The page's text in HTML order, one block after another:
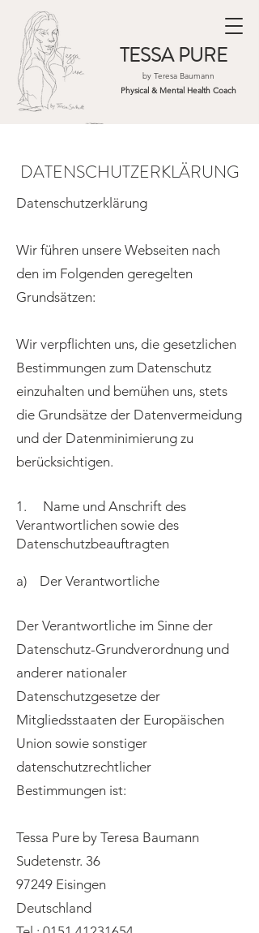
by Teresa Baumann
Physical & Mental Health Coach
TESSA PURE
DATENSCHUTZERKLÄRUNG
Datenschutzerklärung
Wir führen unsere Webseiten nach
den im Folgenden geregelten
Grundsätzen:
Wir verpflichten uns, die gesetzlichen
Bestimmungen zum Datenschutz
einzuhalten und bemühen uns, stets
die Grundsätze der Datenvermeidung
und der Datenminimierung zu
berücksichtigen.
1. Name und Anschrift des
Verantwortlichen sowie des
Datenschutzbeauftragten
a) Der Verantwortliche
Der Verantwortliche im Sinne der
Datenschutz-Grundverordnung und
anderer nationaler
Datenschutzgesetze der
Mitgliedsstaaten der Europäischen
Union sowie sonstiger
datenschutzrechtlicher
Bestimmungen ist:
Tessa Pure by Teresa Baumann
Sudetenstr. 36
97249 Eisingen
Deutschland